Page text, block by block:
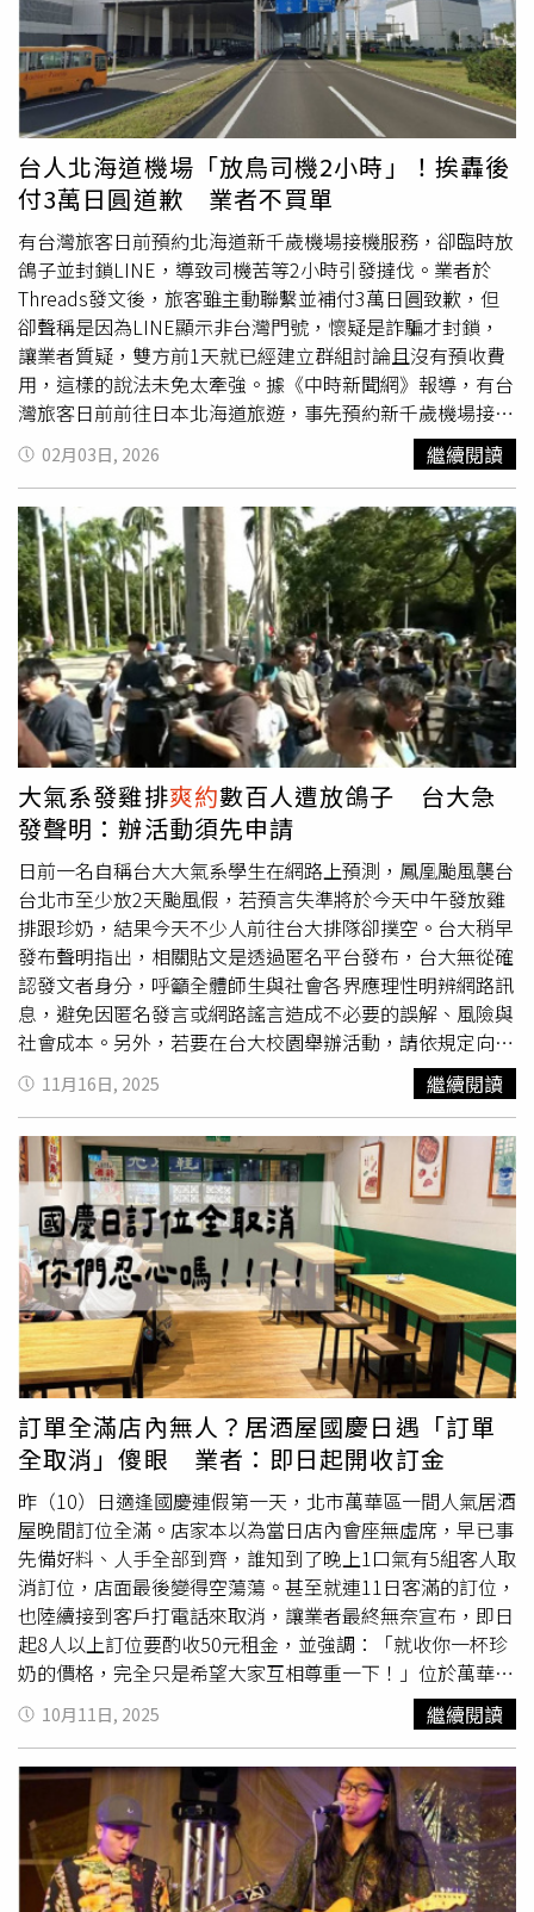
營、誘捕偵查，他雇用大學裡的外籍生擔任翻譯，並利用多
個社群假帳號分析 Telegram、IG 與 Facebook 裡的密語，
再偽裝賣家將賣狗肉者約出。而這些賣狗集團極其狡詐，往
往會在交易前一小時就抵達地點、巡場辨識，一旦發現是買
家是開著租賃車來交易便會立刻撤離，且賣狗集團中有許多
人是非法移工，一旦被抓獲就要被遣返回國，因而往往隨身
攜帶小刀匕首要以命相搏，劉志枰每次出動都必穿防割背
心，並選擇先發制人，與警方合作在第一時間將賣狗肉者壓
制，再透過其手機回溯犯罪現場以掌握他們的犯罪事實。越
籍移工不只吃狗，連穿山甲、石虎等保育類動物都是他們的
狩獵目標，儼然是將台灣森林當成「自助餐」。（圖／劉志
枰提供）但正義之路並非一帆風順，劉志枰在新竹、桃園與
警方配合的行動「每一件都成功」，但在苗栗通報警方，十
之八九嫌犯會在交易前一刻稱「車壞了」爽約，種種巧合讓
他不禁懷疑這不是巧合。2025年底，他曾在兩週內連續破
獲五起重大案件，此舉徹底激怒了黑市大佬。他的個人臉書
遭到洗版恐嚇，甚至有人將他與妻兒的照片截圖，發佈在移
工群組中威脅殺害。面對排山倒海的壓力，他一度被迫關閉
臉書，但沈潛兩週後，他卻選擇更強硬地回擊。「他們以為
恐嚇能讓我縮手，那是他們不了解我。」劉志枰說，當他看
見那些被解剖、凍結在冰箱裡的狗肉，那些本該鮮活的生命
成為屠體，心中的怒火便蓋過了恐懼。他甚至會利用移工對
家人的思念進行感化，勸說被逮的移工轉為「線人」，從內
部瓦解這個血腥王國。劉志枰曾年賺千萬而被封為「佛心股
神」，他在2025年慘賠約700萬元，但他對弱勢的心意並沒
有因此縮水。（圖／周志龍攝）「流浪狗不會說話，但牠們
的痛苦是真的。」劉志枰說，台灣動保法讓這些「屠夫」往
往罰錢了事，也助長他們的囂張氣焰，自己只能一次又一次
地展開獵捕行動，讓他們知道「台灣的動物不是任人宰
割」，只求在那一聲聲絕望的犬鳴中，帶回一絲正義的曙
光。
台人北海道機場「放鳥司機2小時」！挨轟後
付3萬日圓道歉 業者不買單
有台灣旅客日前預約北海道新千歲機場接機服務，卻臨時放
鴿子並封鎖LINE，導致司機苦等2小時引發撻伐。業者於
Threads發文後，旅客雖主動聯繫並補付3萬日圓致歉，但
卻聲稱是因為LINE顯示非台灣門號，懷疑是詐騙才封鎖，
讓業者質疑，雙方前1天就已經建立群組討論且沒有預收費
用，這樣的說法未免太牽強。據《中時新聞網》報導，有台
灣旅客日前前往日本北海道旅遊，事先預約新千歲機場接機
服務，卻在抵達當天臨時
，甚至封鎖聯絡窗口，導致司
機在機場苦候2小時無果。經營包車接送服務的網友遂於1日
在Threads發文，公開尋找該名失聯旅客，讓不少台灣網友
痛批「丟臉丟到國外。」事後更有網紅四叉貓透過網路搜
尋，指出該名旅客在高雄經營便當店，使整起風波持續擴
大。直到昨天（2日），業者才再度更新進度，表示當事旅
客已主動聯繫，並承諾支付原先預約的接機費用。根據業者
公開的對話截圖，該名旅客解釋，這趟北海道行程是帶著妻
子與孩子同行，因此在安全考量上格外謹慎。事發當天
LINE系統曾跳出提醒，指業者帳號「可能涉及詐騙」，且
顯示該帳號並非以台灣手機門號註冊，基於安全疑慮才選擇
封鎖聯絡方式，但他也坦言自己未再進一步確認，處理方式
確實有疏失，所以他願意支付預約接機費用3萬日圓（約新
台幣6,097元），並向司機與業者表達歉意。然而，業者對
上述說法不太買單，指出雙方早在前1天已成立群組，並詳
細討論接機的相關事宜，確認無誤後才會安排派車，且過程
中並未預先要求對方支付任何款項。在此情況下，旅客以
「疑似詐騙」為由封鎖聯絡方式的說法實在是太牽強，也難
以解釋為何不先行查證便直接失聯。事件曝光後，再度掀起
網友討論。多數人對旅客的說法並不買單，認為若真為詐
騙，通常會先要求付款，且金額往往不止3萬日圓；也有人
指出，既然是向日本業者預約接機服務，對方使用日本門號
相當合理，不應期待一定是台灣號碼。然而，也有部分網友
替旅客緩頰，認為其年紀可能與父母輩相近，對日本環境不
熟，加上近年詐騙猖獗，面對系統警示自然提高警覺，或許
只是判斷與應對方式不夠周延，才導致事態擴大。
02月03日, 2026 繼續閱讀
大氣系發雞排爽約數百人遭放鴿子 台大急
發聲明：辦活動須先申請
日前一名自稱台大大氣系學生在網路上預測，鳳凰颱風襲台
台北市至少放2天颱風假，若預言失準將於今天中午發放雞
排跟珍奶，結果今天不少人前往台大排隊卻撲空。台大稍早
發布聲明指出，相關貼文是透過匿名平台發布，台大無從確
認發文者身分，呼籲全體師生與社會各界應理性明辨網路訊
息，避免因匿名發言或網路謠言造成不必要的誤解、風險與
社會成本。另外，若要在台大校園舉辦活動，請依規定向主
管單位提出申請。一名自稱台大大氣系的學生11月9日在臉
書粉專「黑特帝大」發文，賭上台大大氣系招牌，預測11月
12至14日台北至少會有2天停班課，若少一天就請100份雞
排與珍奶」，若完全沒有放假就各請300份，結果預測失
準，該名自稱台大學生發文稱願賭服輸，但因實在沒錢，珍
奶改為100杯，雞排仍維持300片。原定今天中午要在台大
發放雞排跟珍奶，吸引大批民眾一早前往排隊，結果時間一
到，該名自稱台大學生並未現身，讓大排長龍的民眾感到失
望。台大稍早發布聲明指出，相關貼文是透過匿名平台發
布，台大無從確認發文者身分，遑論是否為台大學生，發文
者應審慎考量資訊正確性與可能影響，自負法律責任。台大
呼籲媒體與大眾，在報導與轉載時，應認清網路謠言匿名與
假訊息充斥的特質，避免將匿名貼文直接等同於臺大師生或
特定學系，以免誤導社會。一名自稱台大大氣系學生因預測
鳳凰颱風台北市會兩架兩天失準，原定今天中午要發放雞排
卻 爽約。（圖／報系資料照）台大表示，校園空間主要用途
在於教學與研究，任何可能吸引大量校內外人潮聚集的活
動，均應事前依規定向相關單位申請與審核，妥善評估對校
園安全、秩序等影響。此事件未依正式程序申請，卻引發大
量人士聚集校內，不符合台大對公共空間合理使用與維護秩
序的原則。台大不鼓勵、亦不支持此類未經核准的活動，必
要時將依相關規定予以勸導或制止。台大表示，校園空間主
要用途在於教學與研究，任何可能吸引大量校內外人潮聚集
的活動，均應事前依規定向相關單位申請與審核，妥善評估
對校園安全、秩序等影響。此事件未依正式程序申請，卻引
發大量人士聚集校內，不符合台大對公共空間合理使用與維
護秩序的原則。台大不鼓勵、亦不支持此類未經核准的活
動，必要時將依相關規定予以勸導或制止。
11月16日, 2025 繼續閱讀
訂單全滿店內無人？居酒屋國慶日遇「訂單
全取消」傻眼 業者：即日起開收訂金
昨（10）日適逢國慶連假第一天，北市萬華區一間人氣居酒
屋晚間訂位全滿。店家本以為當日店內會座無虛席，早已事
先備好料、人手全部到齊，誰知到了晚上1口氣有5組客人取
消訂位，店面最後變得空蕩蕩。甚至就連11日客滿的訂位，
也陸續接到客戶打電話來取消，讓業者最終無奈宣布，即日
起8人以上訂位要酌收50元租金，並強調：「就收你一杯珍
奶的價格，完全只是希望大家互相尊重一下！」位於萬華區
東園街上的台式居酒屋「家吶子」10日晚間用餐時段發文，
表示原本當天店內24個座位早已全部訂滿，卻臨時被取消了
5組訂位，其中甚至有一組12人的客人。店家無奈表示：
「一間店不過就24個座位，訂滿了，別人也沒辦法訂了。結
果呢？全部取消……是不是想害家吶子倒店？」業者感嘆，
原本備好食材、人手全員到齊，但整間店卻空蕩蕩。且原本
老闆夫妻打算相約連假去光復義煮，是老闆看到有大組客人
預約，不忍心對方失望才特地開門營業，誰知卻遭遇這種狀
10月11日, 2025 繼續閱讀